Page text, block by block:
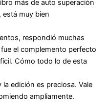
más de auto superación
está muy bien
respondió muchas
el complemento perfecto
Cómo todo lo de esta
edición es preciosa. Vale
ampliamente.